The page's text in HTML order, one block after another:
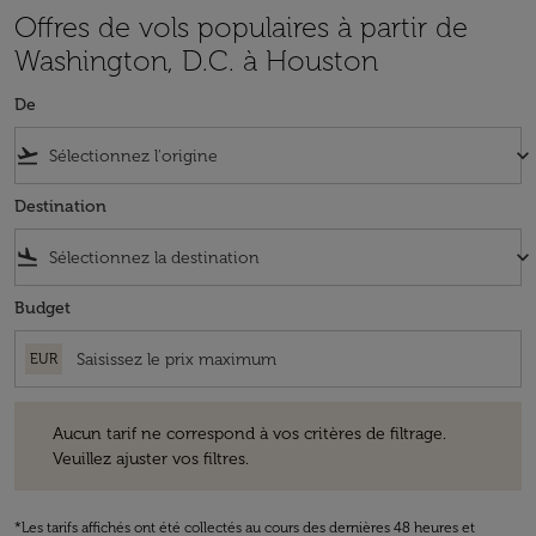
Offres de vols populaires à partir de
Washington, D.C. à Houston
De
flight_takeoff keyboard_arrow_down
Destination
flight_land keyboard_arrow_down
Budget
EUR
Aucun tarif ne correspond à vos critères de filtrage.
Veuillez ajuster vos filtres.
*Les tarifs affichés ont été collectés au cours des dernières 48 heures et